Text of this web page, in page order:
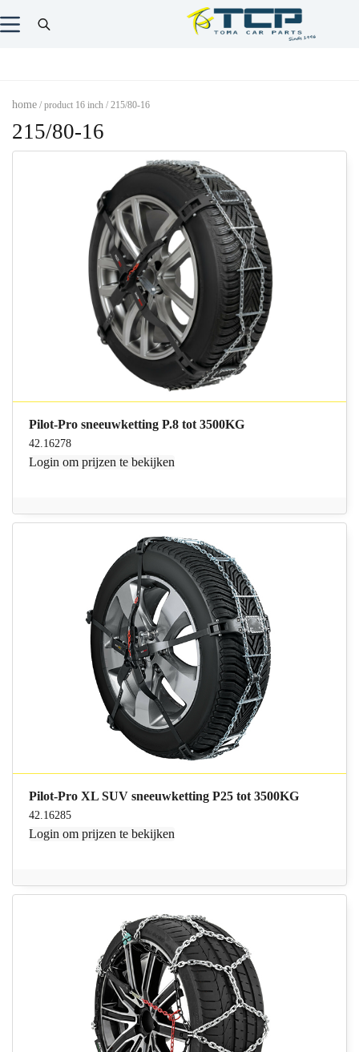
home / product 16 inch / 215/80-16
215/80-16
Pilot-Pro sneeuwketting P.8 tot 3500KG
42.16278
Login om prijzen te bekijken
Pilot-Pro XL SUV sneeuwketting P25 tot 3500KG
42.16285
Login om prijzen te bekijken